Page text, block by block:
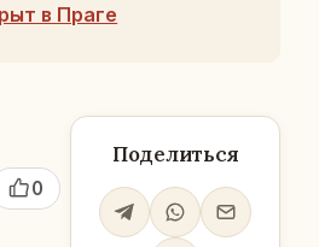
в Праге
0
Поделиться